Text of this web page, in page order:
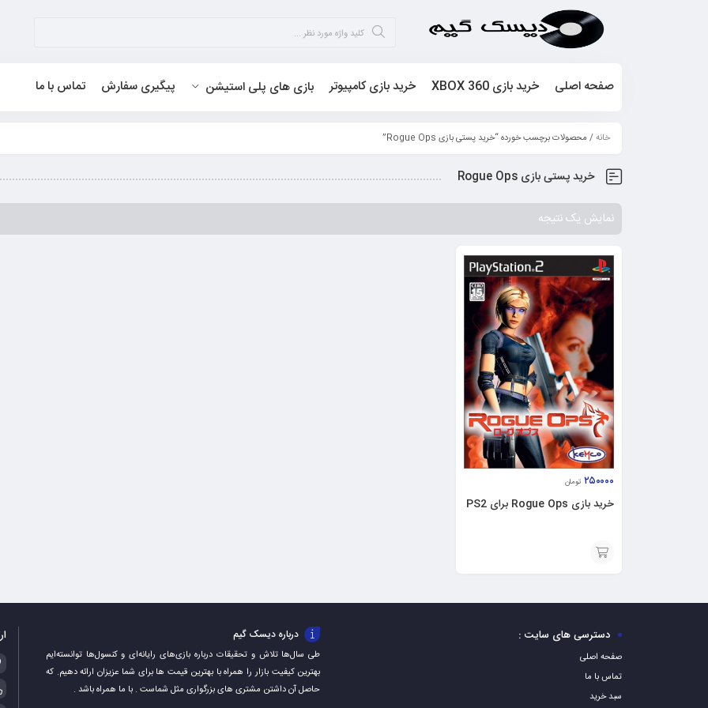
صفحه اصلی خرید بازی XBOX 360 خرید بازی کامپیوتر بازی های پلی استیشن پیگیری سفارش تماس با ما
خانه/ محصولات برچسب خورده “خرید پستی بازی Rogue Ops”
خرید پستی بازی Rogue Ops
نمایش یک نتیجه
۲۵۰۰۰۰ تومان
خرید بازی Rogue Ops برای PS2
به
دسترسی های سایت :
صفحه اصلی
تماس با ما
سبد خرید
درباره دیسک گیم
طی سال‌ها تلاش و تحقیقات درباره بازی‌های رایانه‌ای و کنسول‌ها توانسته‌ایم
بهترین کیفیت بازار را همراه با بهترین قیمت ها برای شما عزیزان ارائه دهیم. که
حاصل آن داشتن مشتری های بزرگواری مثل شماست . با ما همراه باشد .